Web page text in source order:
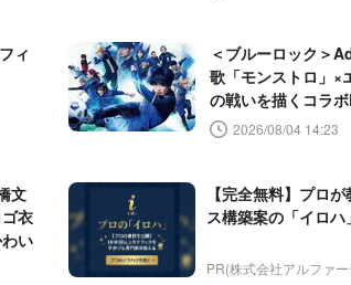
ィ
＜ブルーロック＞
歌「モンストロ」×
の戦いを描くコラ
2026/08/04 14:23
文
衣
い
【完全無料】プロ
ス構築案の「イロハ
PR(株式会社アルファ